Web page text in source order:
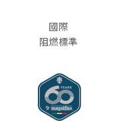
國際
阻燃標準